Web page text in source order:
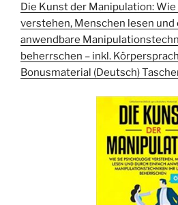
Die Kunst der Manipulation:
verstehen, Menschen lesen und
anwendbare
beherrschen – inkl.
Bonusmaterial (Deutsch)